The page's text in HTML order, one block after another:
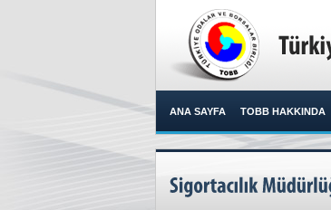
ANA SAYFA TOBB HAKKINDA